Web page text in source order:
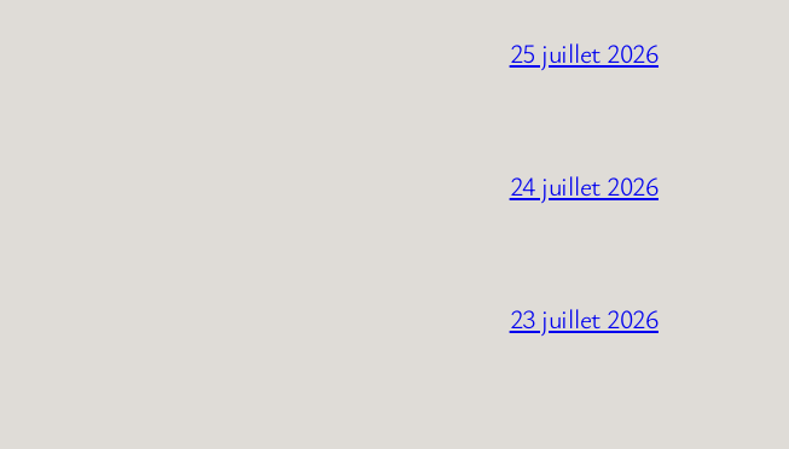
25 juillet 2026
24 juillet 2026
23 juillet 2026